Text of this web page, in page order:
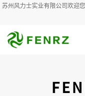
苏州风力士实业有限公司欢迎您